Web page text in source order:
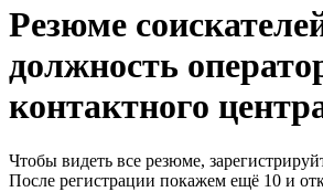
Резюме
должность
контактного
Чтобы видеть все резюме,
После регистрации покажем ещё 10 и